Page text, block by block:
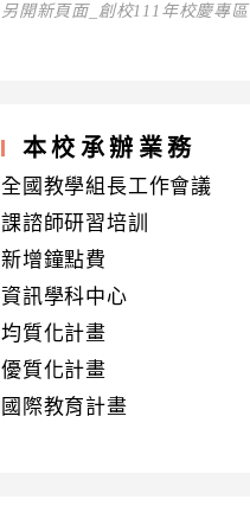
另開新頁面_創校111年校慶專區
本校承辦業務
全國教學組長工作會議
課諮師研習培訓
新增鐘點費
資訊學科中心
均質化計畫
優質化計畫
國際教育計畫